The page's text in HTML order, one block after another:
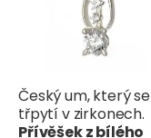
Český um, který se
třpytí v zirkonech.
Přívěšek z bílého